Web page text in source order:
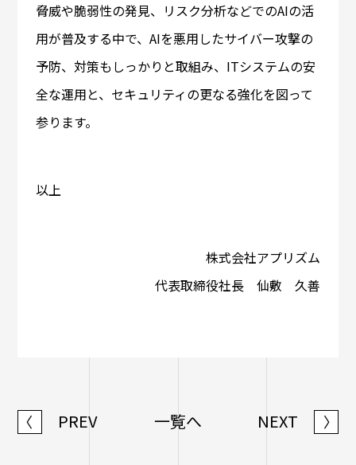
脅威や脆弱性の発見、リスク分析などでのAIの活
用が普及する中で、AIを悪用したサイバー攻撃の
予防、対策もしっかりと取組み、ITシステムの安
全な運用と、セキュリティの更なる強化を図って
参ります。
以上
株式会社アプリズム
代表取締役社長 仙敷 久善
〈 PREV 一覧へ NEXT 〉